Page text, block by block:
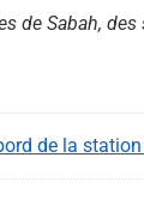
En chargeant ce
de Sabah,